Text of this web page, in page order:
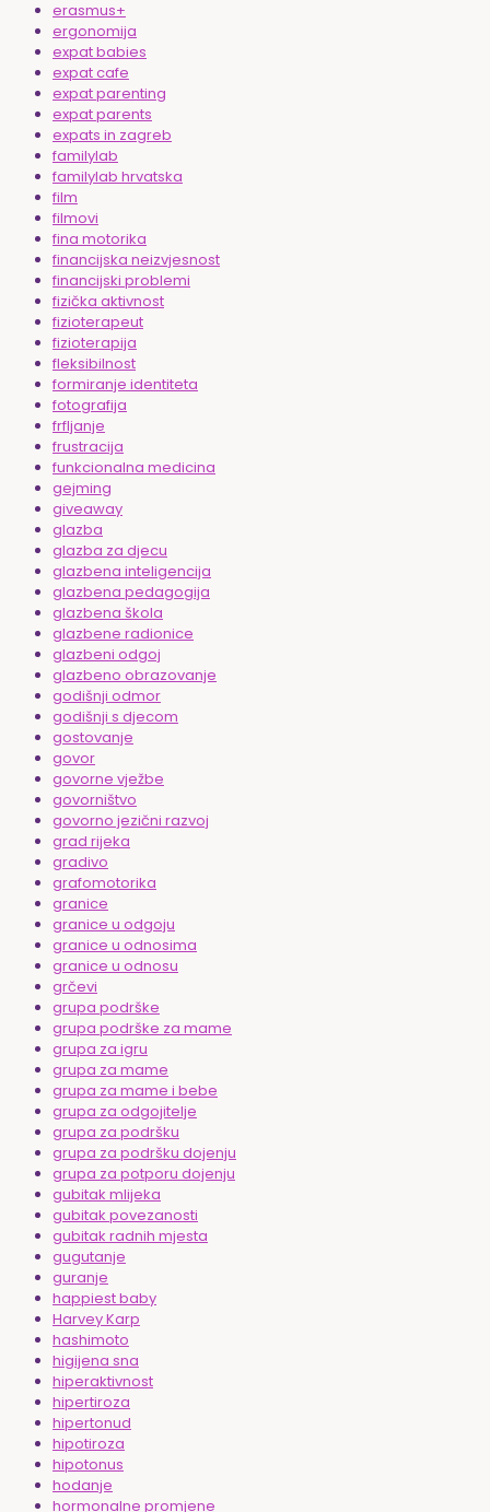
erasmus+
ergonomija
expat babies
expat cafe
expat parenting
expat parents
expats in zagreb
familylab
familylab hrvatska
film
filmovi
fina motorika
financijska neizvjesnost
financijski problemi
fizička aktivnost
fizioterapeut
fizioterapija
fleksibilnost
formiranje identiteta
fotografija
frfljanje
frustracija
funkcionalna medicina
gejming
giveaway
glazba
glazba za djecu
glazbena inteligencija
glazbena pedagogija
glazbena škola
glazbene radionice
glazbeni odgoj
glazbeno obrazovanje
godišnji odmor
godišnji s djecom
gostovanje
govor
govorne vježbe
govorništvo
govorno jezični razvoj
grad rijeka
gradivo
grafomotorika
granice
granice u odgoju
granice u odnosima
granice u odnosu
grčevi
grupa podrške
grupa podrške za mame
grupa za igru
grupa za mame
grupa za mame i bebe
grupa za odgojitelje
grupa za podršku
grupa za podršku dojenju
grupa za potporu dojenju
gubitak mlijeka
gubitak povezanosti
gubitak radnih mjesta
gugutanje
guranje
happiest baby
Harvey Karp
hashimoto
higijena sna
hiperaktivnost
hipertiroza
hipertonud
hipotiroza
hipotonus
hodanje
hormonalne promjene